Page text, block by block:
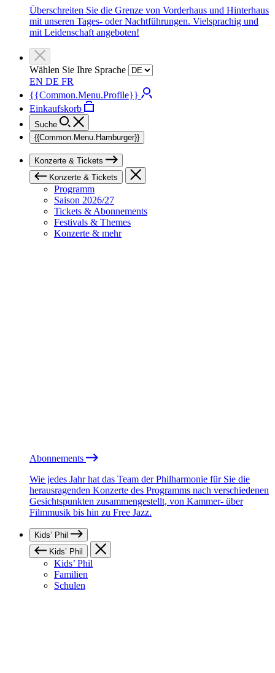
Überschreiten Sie die Grenze von Vorderhaus und Hinterhaus
mit unseren Tages- oder Nachtführungen. Vielsprachig und
mit Leidenschaft angeboten!
Wählen Sie Ihre Sprache
EN DE FR
{{Common.Menu.Profile}}
Einkaufskorb
Suche
{{Common.Menu.Hamburger}}
Konzerte & Tickets
Konzerte & Tickets
Programm
Saison 2026/27
Tickets & Abonnements
Festivals & Themes
Konzerte & mehr
Abonnements
Wie jedes Jahr hat das Team der Philharmonie für Sie die
herausragenden Konzerte des Programms nach verschiedenen
Gesichtspunkten zusammengestellt, von Kammer- über
Filmmusik bis hin zu Free Jazz.
Kids’ Phil
Kids’ Phil
Kids’ Phil
Familien
Schulen